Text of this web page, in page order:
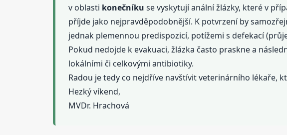
v oblasti konečníku se vyskytují anální žlázky, které v
příjde jako nejpravděpodobnější. K potvrzení by
jednak plemennou predispozicí, potížemi s defekací
Pokud nedojde k evakuaci, žlázka často praskne a
lokálními či celkovými antibiotiky.
Radou je tedy co nejdříve navštívit veterinárního lékaře,
Hezký víkend,
MVDr. Hrachová